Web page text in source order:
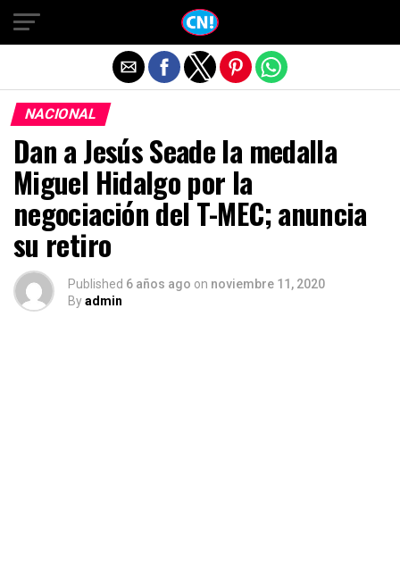
NACIONAL
Dan a Jesús Seade la medalla
Miguel Hidalgo por la
negociación del T-MEC; anuncia
su retiro
Published 6 años ago on noviembre 11, 2020
Byadmin
Salir de la versión móvil